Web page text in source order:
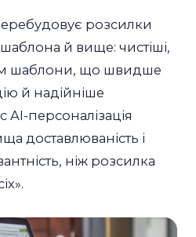
розсилки
й вище: чистіші,
шаблони, що швидше
й надійніше
AI-персоналізація
доставлюваність і
ніж розсилка